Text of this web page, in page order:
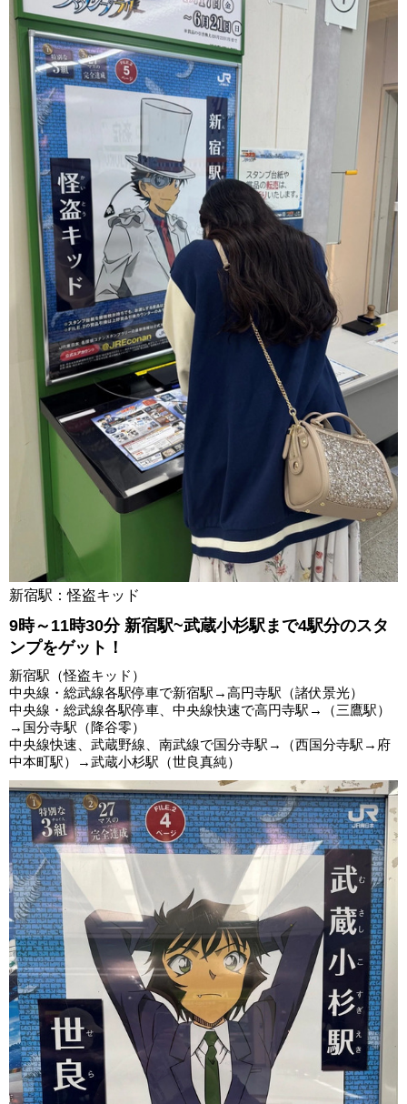
新宿駅：怪盗キッド
9時～11時30分 新宿駅~武蔵小杉駅まで4駅分のスタ
ンプをゲット！
新宿駅（怪盗キッド）
中央線・総武線各駅停車で新宿駅→高円寺駅（諸伏景光）
中央線・総武線各駅停車、中央線快速で高円寺駅→（三鷹駅）
→国分寺駅（降谷零）
中央線快速、武蔵野線、南武線で国分寺駅→（西国分寺駅→府
中本町駅）→武蔵小杉駅（世良真純）